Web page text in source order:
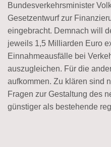
Bundesverkehrsminister
Gesetzentwurf zur
eingebracht. Demnach will
jeweils 1,5 Milliarden Euro
Einnahmeausfälle bei
auszugleichen. Für die
aufkommen. Zu klären sind
Fragen zur Gestaltung des
günstiger als bestehende